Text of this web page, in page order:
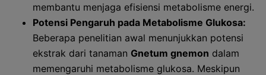
membantu menjaga efisiensi metabolisme energi.
Potensi Pengaruh pada Metabolisme Glukosa:
Beberapa penelitian awal menunjukkan potensi
ekstrak dari tanaman Gnetum gnemon dalam
memengaruhi metabolisme glukosa. Meskipun